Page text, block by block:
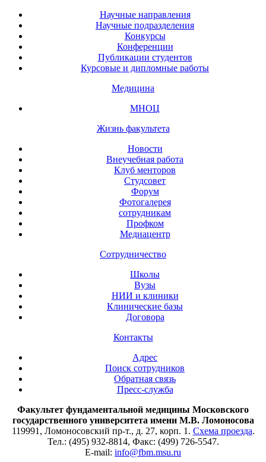
Научные направления
Научные подразделения
Конкурсы
Конференции
Публикации студентов
Курсовые и дипломные работы
Медицина
МНОЦ
Жизнь факультета
Новости
Внеучебная работа
Клуб менторов
Студсовет
Форум
Фотогалерея
сотрудникам
Профком
Медиацентр
Сотрудничество
Школы
Вузы
НИИ и клиники
Клинические базы
Договора
Контакты
Адрес
Поиск сотрудников
Обратная связь
Пресс-служба
Факультет фундаментальной медицины Московского
государственного университета имени М.В. Ломоносова
119991, Ломоносовский пр-т., д. 27, корп. 1. Схема проезда.
Тел.: (495) 932-8814, Факс: (499) 726-5547.
E-mail: info@fbm.msu.ru